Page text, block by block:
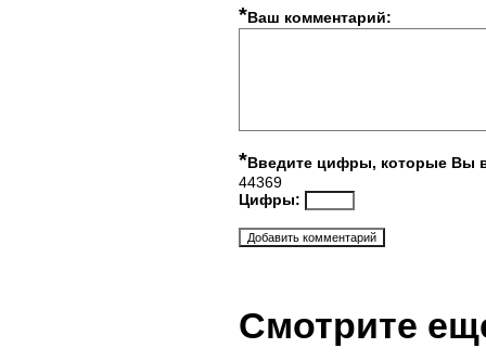
*Ваш комментарий:
*Введите цифры, которые Вы
44369
Цифры:
Смотрите